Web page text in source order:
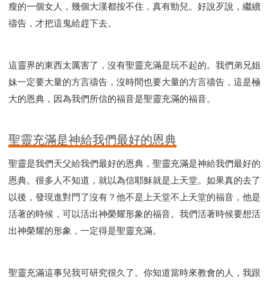
瘦的一個女人，幾個大漢都按不住，真有勁兒。好說歹說，繼續
禱告，才把這鬼給趕下去。
這靈界的東西太厲害了，沒有聖靈充滿是玩不起的。我們弟兄姐
妹一定要大量的方言禱告，沒時間也要大量的方言禱告，這是極
大的恩典，因為我們所信的福音是聖靈充滿的福音。
聖靈充滿是神給我們最好的恩典
聖靈是我們天父給我們最好的恩典，聖靈充滿是神給我們最好的
恩典。很多人不知道，就以為信耶穌就是上天堂。如果真的去了
以後，發現進對門了沒有？他不是上天堂不上天堂的福音，他是
活著的時候，可以活出神榮耀形象的福音。我們活著時候要想活
出神榮耀的形象，一定得是聖靈充滿。
聖靈充滿這事兒我可研究很久了。你知道當時來教會的人，我跟